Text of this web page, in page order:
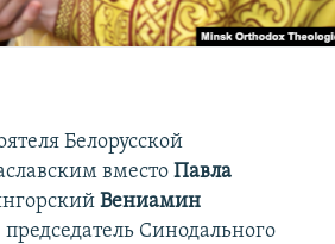
Белорусской
вместоПавла
Вениамин
Синодального